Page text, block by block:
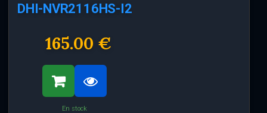
DHI-NVR2116HS-I2
165.00 €
En stock